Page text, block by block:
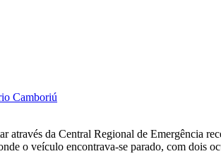
Camboriú
através da Central Regional de Emergência
o veículo encontrava-se parado, com dois